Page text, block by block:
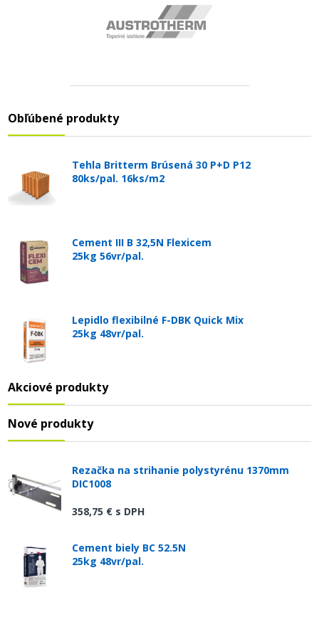
Obľúbené produkty
Tehla Britterm Brúsená 30 P+D P12
80ks/pal. 16ks/m2
Cement III B 32,5N Flexicem
25kg 56vr/pal.
Lepidlo flexibilné F-DBK Quick Mix
25kg 48vr/pal.
Akciové produkty
Nové produkty
Rezačka na strihanie polystyrénu 1370mm
DIC1008
358,75 € s DPH
Cement biely BC 52.5N
25kg 48vr/pal.